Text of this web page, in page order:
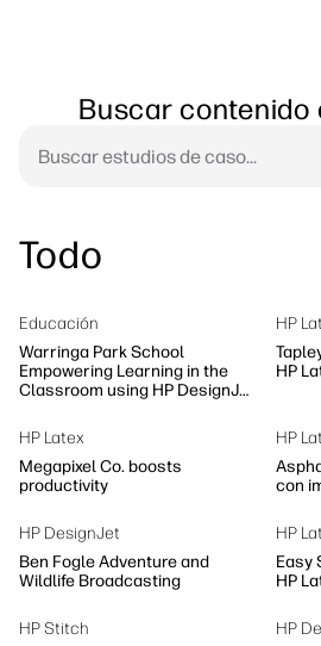
Buscar contenido
Todo
Educación
Warringa Park School
Empowering Learning in the
Classroom using HP DesignJet
HP
HP
HP Latex
Megapixel Co. boosts
productivity
HP
con
HP DesignJet
Ben Fogle Adventure and
Wildlife Broadcasting
HP
Easy
HP
HP Stitch
HP